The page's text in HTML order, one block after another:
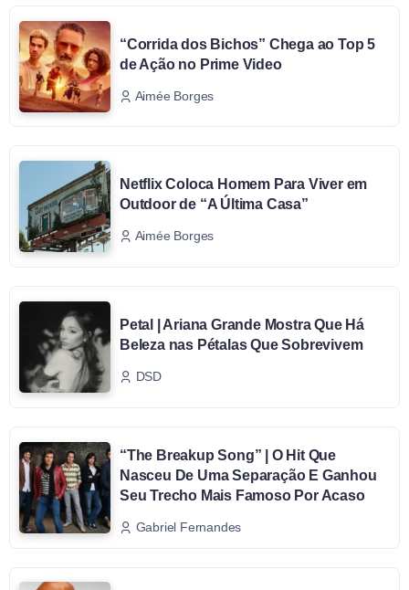
“Corrida dos Bichos” Chega ao Top 5
de Ação no Prime Video
Aimée Borges
Netflix Coloca Homem Para Viver em
Outdoor de “A Última Casa”
Aimée Borges
Petal | Ariana Grande Mostra Que Há
Beleza nas Pétalas Que Sobrevivem
DSD
“The Breakup Song” | O Hit Que
Nasceu De Uma Separação E Ganhou
Seu Trecho Mais Famoso Por Acaso
Gabriel Fernandes